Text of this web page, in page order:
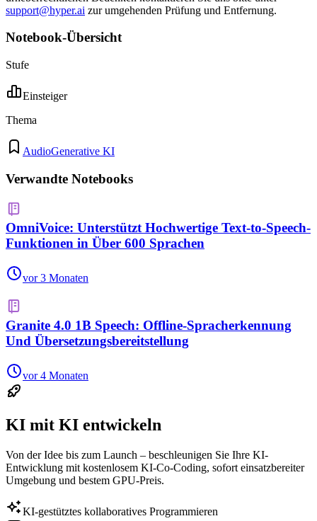
support@hyper.ai zur umgehenden Prüfung und Entfernung.
Notebook-Übersicht
Stufe
Einsteiger
Thema
AudioGenerative KI
Verwandte Notebooks
OmniVoice: Unterstützt Hochwertige Text-to-Speech-
Funktionen in Über 600 Sprachen
vor 3 Monaten
Granite 4.0 1B Speech: Offline-Spracherkennung
Und Übersetzungsbereitstellung
vor 4 Monaten
KI mit KI entwickeln
Von der Idee bis zum Launch – beschleunigen Sie Ihre KI-
Entwicklung mit kostenlosem KI-Co-Coding, sofort einsatzbereiter
Umgebung und bestem GPU-Preis.
KI-gestütztes kollaboratives Programmieren